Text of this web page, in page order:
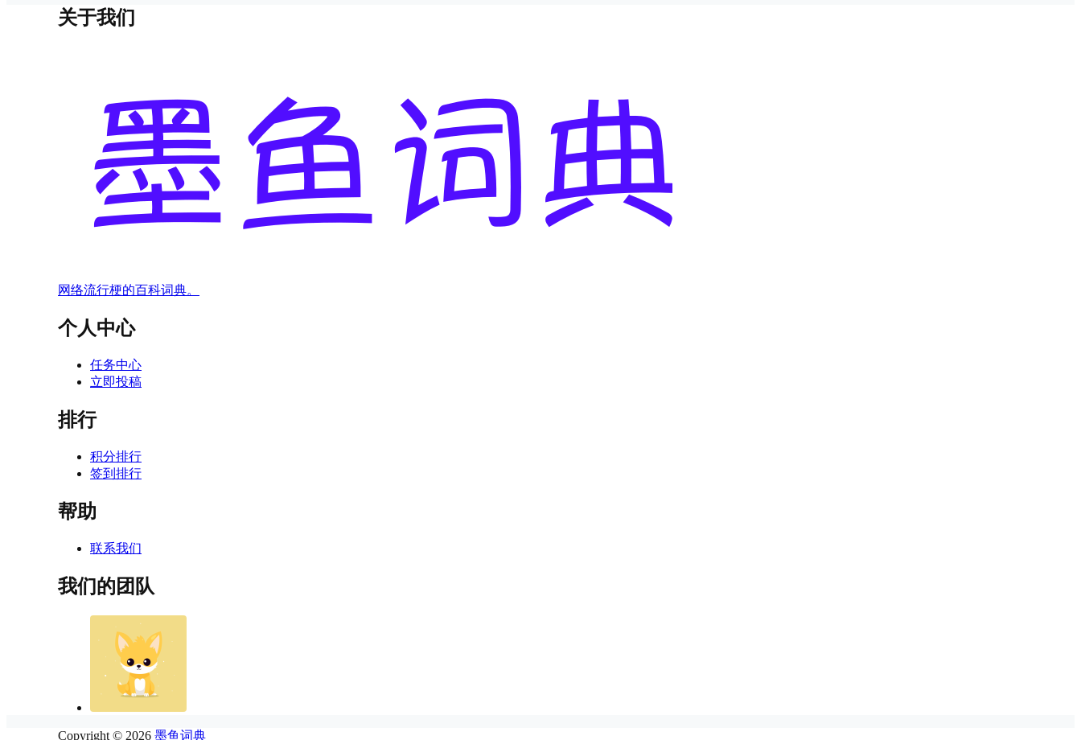
关于我们
网络流行梗的百科词典。
个人中心
任务中心
立即投稿
排行
积分排行
签到排行
帮助
联系我们
我们的团队
Copyright © 2026 墨鱼词典